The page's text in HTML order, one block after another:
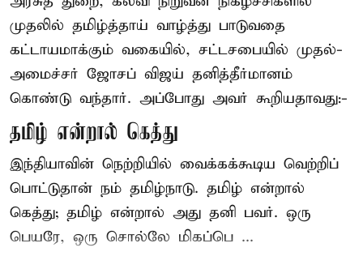
முதலில் தமிழ்த்தாய் வாழ்த்து பாடுவதை
கட்டாயமாக்கும் வகையில், சட்டசபையில் முதல்-
அமைச்சர் ஜோசப் விஜய் தனித்தீர்மானம்
கொண்டு வந்தார். அப்போது அவர் கூறியதாவது:-
தமிழ் என்றால் கெத்து
இந்தியாவின் நெற்றியில் வைக்கக்கூடிய வெற்றிப்
பொட்டுதான் நம் தமிழ்நாடு. தமிழ் என்றால்
கெத்து; தமிழ் என்றால் அது தனி பவர். ஒரு
பெயரே, ஒரு சொல்லே மிகப்பெ ...